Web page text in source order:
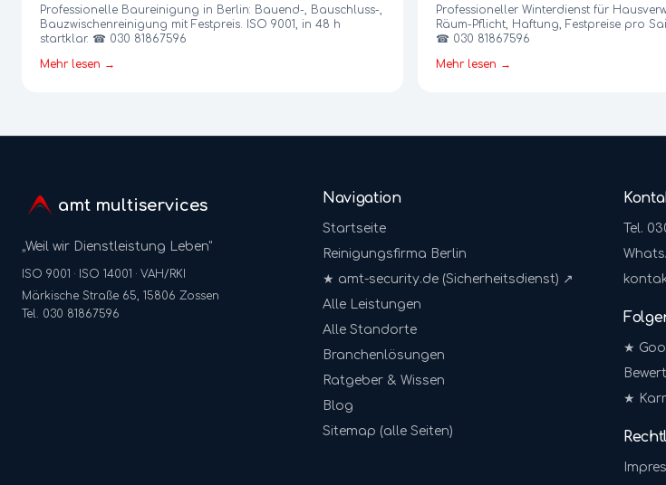
Professionelle Baureinigung in Berlin: Bauend-, Bauschluss-,
Bauzwischenreinigung mit Festpreis. ISO 9001, in 48 h
startklar. ☎ 030 81867596
Mehr lesen →
Professioneller Winterdienst für
Räum-Pflicht, Haftung, Festpreise pro
☎ 030 81867596
Mehr lesen →
amt multiservices
„Weil wir Dienstleistung Leben"
ISO 9001 · ISO 14001 · VAH/RKI
Märkische Straße 65, 15806 Zossen
Tel. 030 81867596
Navigation
Startseite
Reinigungsfirma Berlin
★ amt-security.de (Sicherheitsdienst) ↗
Alle Leistungen
Alle Standorte
Branchenlösungen
Ratgeber & Wissen
Blog
Sitemap (alle Seiten)
Tel.
★
★